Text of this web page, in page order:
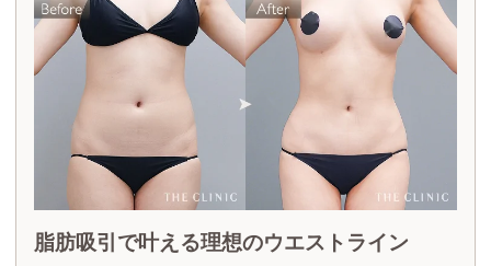
脂肪吸引で叶える理想のウエストライン